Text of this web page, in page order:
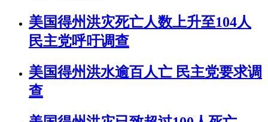
美国得州洪灾死亡人数上升至104人
民主党呼吁调查
美国得州洪水逾百人亡 民主党要求调
查